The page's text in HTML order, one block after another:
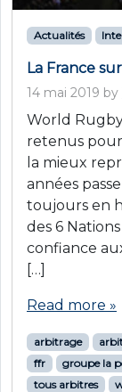
Actualités
La France
14 mai 2019 by
World
retenus
la mieux
années
toujours en
des 6
confiance
[…]
Read more »
arbitrage
ffr
groupe la
tous arbitres